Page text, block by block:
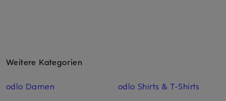
Weitere Kategorien
odlo Damen
odlo Shirts & T-Shirts